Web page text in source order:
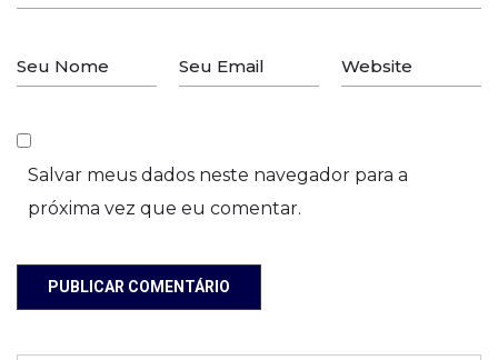
Salvar meus dados neste navegador para a
próxima vez que eu comentar.
PUBLICAR COMENTÁRIO